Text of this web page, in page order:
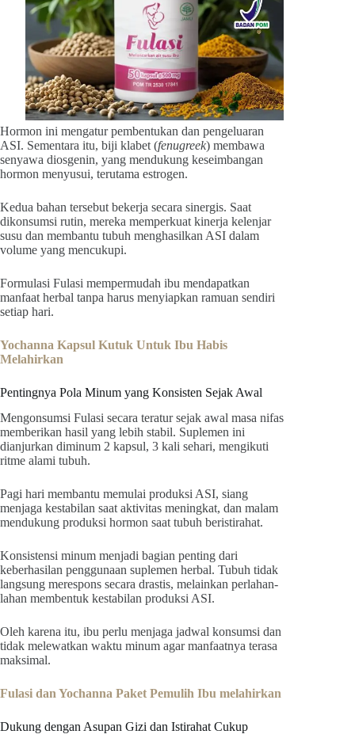
Hormon ini mengatur pembentukan dan pengeluaran
ASI. Sementara itu, biji klabet (fenugreek) membawa
senyawa diosgenin, yang mendukung keseimbangan
hormon menyusui, terutama estrogen.
Kedua bahan tersebut bekerja secara sinergis. Saat
dikonsumsi rutin, mereka memperkuat kinerja kelenjar
susu dan membantu tubuh menghasilkan ASI dalam
volume yang mencukupi.
Formulasi Fulasi mempermudah ibu mendapatkan
manfaat herbal tanpa harus menyiapkan ramuan sendiri
setiap hari.
Yochanna Kapsul Kutuk Untuk Ibu Habis
Melahirkan
Pentingnya Pola Minum yang Konsisten Sejak Awal
Mengonsumsi Fulasi secara teratur sejak awal masa nifas
memberikan hasil yang lebih stabil. Suplemen ini
dianjurkan diminum 2 kapsul, 3 kali sehari, mengikuti
ritme alami tubuh.
Pagi hari membantu memulai produksi ASI, siang
menjaga kestabilan saat aktivitas meningkat, dan malam
mendukung produksi hormon saat tubuh beristirahat.
Konsistensi minum menjadi bagian penting dari
keberhasilan penggunaan suplemen herbal. Tubuh tidak
langsung merespons secara drastis, melainkan perlahan-
lahan membentuk kestabilan produksi ASI.
Oleh karena itu, ibu perlu menjaga jadwal konsumsi dan
tidak melewatkan waktu minum agar manfaatnya terasa
maksimal.
Fulasi dan Yochanna Paket Pemulih Ibu melahirkan
Dukung dengan Asupan Gizi dan Istirahat Cukup